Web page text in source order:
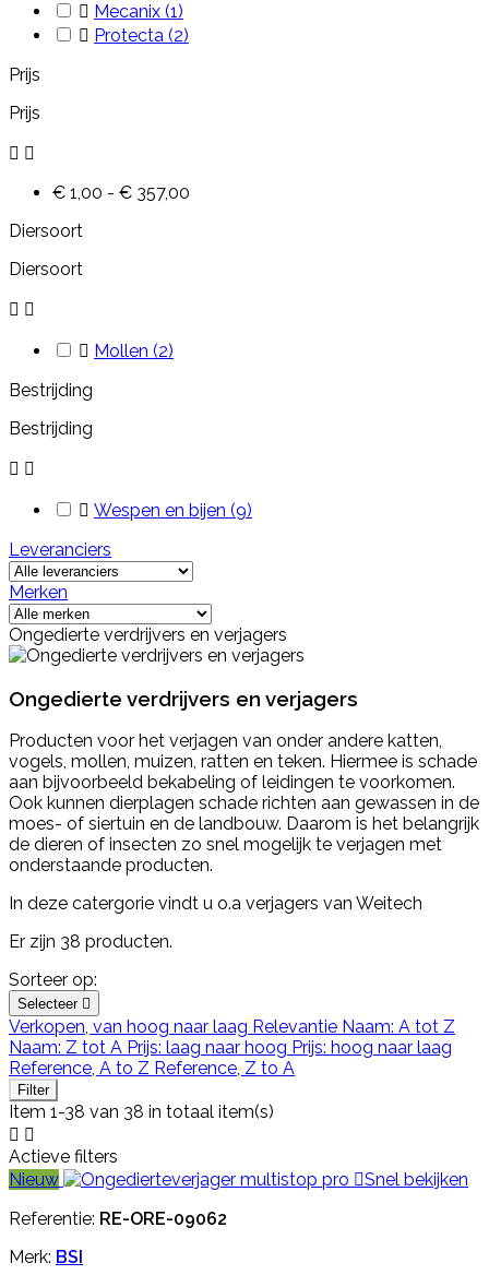
 Mecanix (1)
 Protecta (2)
Prijs
Prijs
 
€ 1,00 - € 357,00
Diersoort
Diersoort
 
 Mollen (2)
Bestrijding
Bestrijding
 
 Wespen en bijen (9)
Leveranciers
Merken
Ongedierte verdrijvers en verjagers
Ongedierte verdrijvers en verjagers
Producten voor het verjagen van onder andere katten,
vogels, mollen, muizen, ratten en teken. Hiermee is schade
aan bijvoorbeeld bekabeling of leidingen te voorkomen.
Ook kunnen dierplagen schade richten aan gewassen in de
moes- of siertuin en de landbouw. Daarom is het belangrijk
de dieren of insecten zo snel mogelijk te verjagen met
onderstaande producten.
In deze catergorie vindt u o.a verjagers van Weitech
Er zijn 38 producten.
Sorteer op:
Selecteer 
Verkopen, van hoog naar laag Relevantie Naam: A tot Z
Naam: Z tot A Prijs: laag naar hoog Prijs: hoog naar laag
Reference, A to Z Reference, Z to A
Filter
Item 1-38 van 38 in totaal item(s)
 
Actieve filters
Nieuw
Snel bekijken
Referentie: RE-ORE-09062
Merk: BSI